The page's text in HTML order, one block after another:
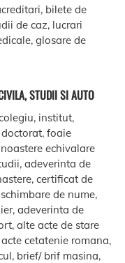
bilete de
de caz, lucrari
glosare de
STUDII SI AUTO
institut,
foaie
echivalare
adeverinta de
certificat de
de nume,
adeverinta de
alte acte de stare
cetatenie romana,
brief/ brif masina,